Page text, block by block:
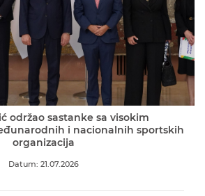
održao sastanke sa visokim
i nacionalnih sportskih
organizacija
Datum: 21.07.2026